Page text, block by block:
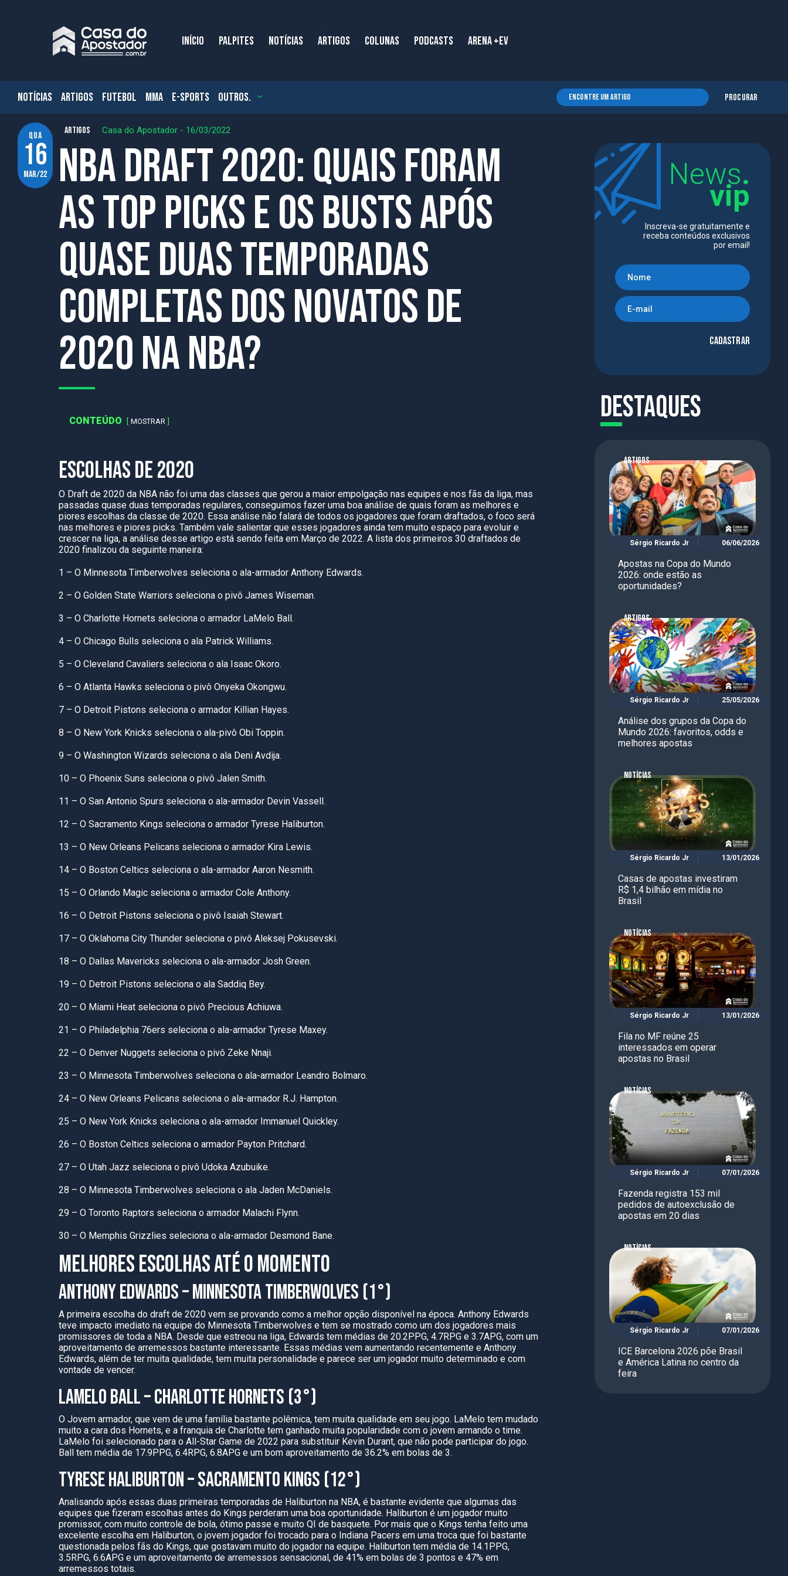
INÍCIO PALPITES NOTÍCIAS ARTIGOS COLUNAS PODCASTS ARENA +EV
NOTÍCIAS ARTIGOS FUTEBOL MMA E-SPORTS OUTROS. Procurar
qua
16
mar/22
ARTIGOS Casa do Apostador - 16/03/2022
NBA Draft 2020: Quais foram
as top picks e os busts após
quase duas temporadas
completas dos novatos de
2020 na NBA?
CONTEÚDO MOSTRAR
ESCOLHAS DE 2020
O Draft de 2020 da NBA não foi uma das classes que gerou a maior empolgação nas equipes e nos fãs da liga, mas
passadas quase duas temporadas regulares, conseguimos fazer uma boa análise de quais foram as melhores e
piores escolhas da classe de 2020. Essa análise não falará de todos os jogadores que foram draftados, o foco será
nas melhores e piores picks. Também vale salientar que esses jogadores ainda tem muito espaço para evoluir e
crescer na liga, a análise desse artigo está sendo feita em Março de 2022. A lista dos primeiros 30 draftados de
2020 finalizou da seguinte maneira:
1 – O Minnesota Timberwolves seleciona o ala-armador Anthony Edwards.
2 – O Golden State Warriors seleciona o pivô James Wiseman.
3 – O Charlotte Hornets seleciona o armador LaMelo Ball.
4 – O Chicago Bulls seleciona o ala Patrick Williams.
5 – O Cleveland Cavaliers seleciona o ala Isaac Okoro.
6 – O Atlanta Hawks seleciona o pivô Onyeka Okongwu.
7 – O Detroit Pistons seleciona o armador Killian Hayes.
8 – O New York Knicks seleciona o ala-pivô Obi Toppin.
9 – O Washington Wizards seleciona o ala Deni Avdija.
10 – O Phoenix Suns seleciona o pivô Jalen Smith.
11 – O San Antonio Spurs seleciona o ala-armador Devin Vassell.
12 – O Sacramento Kings seleciona o armador Tyrese Haliburton.
13 – O New Orleans Pelicans seleciona o armador Kira Lewis.
14 – O Boston Celtics seleciona o ala-armador Aaron Nesmith.
15 – O Orlando Magic seleciona o armador Cole Anthony.
16 – O Detroit Pistons seleciona o pivô Isaiah Stewart.
17 – O Oklahoma City Thunder seleciona o pivô Aleksej Pokusevski.
18 – O Dallas Mavericks seleciona o ala-armador Josh Green.
19 – O Detroit Pistons seleciona o ala Saddiq Bey.
20 – O Miami Heat seleciona o pivô Precious Achiuwa.
21 – O Philadelphia 76ers seleciona o ala-armador Tyrese Maxey.
22 – O Denver Nuggets seleciona o pivô Zeke Nnaji.
23 – O Minnesota Timberwolves seleciona o ala-armador Leandro Bolmaro.
24 – O New Orleans Pelicans seleciona o ala-armador R.J. Hampton.
25 – O New York Knicks seleciona o ala-armador Immanuel Quickley.
26 – O Boston Celtics seleciona o armador Payton Pritchard.
27 – O Utah Jazz seleciona o pivô Udoka Azubuike.
28 – O Minnesota Timberwolves seleciona o ala Jaden McDaniels.
29 – O Toronto Raptors seleciona o armador Malachi Flynn.
30 – O Memphis Grizzlies seleciona o ala-armador Desmond Bane.
MELHORES ESCOLHAS ATÉ O MOMENTO
ANTHONY EDWARDS – MINNESOTA TIMBERWOLVES (1°)
A primeira escolha do draft de 2020 vem se provando como a melhor opção disponível na época. Anthony Edwards
teve impacto imediato na equipe do Minnesota Timberwolves e tem se mostrado como um dos jogadores mais
promissores de toda a NBA. Desde que estreou na liga, Edwards tem médias de 20.2PPG, 4.7RPG e 3.7APG, com um
aproveitamento de arremessos bastante interessante. Essas médias vem aumentando recentemente e Anthony
Edwards, além de ter muita qualidade, tem muita personalidade e parece ser um jogador muito determinado e com
vontade de vencer.
LAMELO BALL – CHARLOTTE HORNETS (3°)
O Jovem armador, que vem de uma família bastante polêmica, tem muita qualidade em seu jogo. LaMelo tem mudado
muito a cara dos Hornets, e a franquia de Charlotte tem ganhado muita popularidade com o jovem armando o time.
LaMelo foi selecionado para o All-Star Game de 2022 para substituir Kevin Durant, que não pode participar do jogo.
Ball tem média de 17.9PPG, 6.4RPG, 6.8APG e um bom aproveitamento de 36.2% em bolas de 3.
TYRESE HALIBURTON – SACRAMENTO KINGS (12°)
Analisando após essas duas primeiras temporadas de Haliburton na NBA, é bastante evidente que algumas das
equipes que fizeram escolhas antes do Kings perderam uma boa oportunidade. Haliburton é um jogador muito
promissor, com muito controle de bola, ótimo passe e muito QI de basquete. Por mais que o Kings tenha feito uma
excelente escolha em Haliburton, o jovem jogador foi trocado para o Indiana Pacers em uma troca que foi bastante
questionada pelos fãs do Kings, que gostavam muito do jogador na equipe. Haliburton tem média de 14.1PPG,
3.5RPG, 6.6APG e um aproveitamento de arremessos sensacional, de 41% em bolas de 3 pontos e 47% em
arremessos totais.
News.
vip
Inscreva-se gratuitamente e
receba conteúdos exclusivos
por email!
Cadastrar
Destaques
ARTIGOS
Sérgio Ricardo Jr 06/06/2026
Apostas na Copa do Mundo
2026: onde estão as
oportunidades?
ARTIGOS
Sérgio Ricardo Jr 25/05/2026
Análise dos grupos da Copa do
Mundo 2026: favoritos, odds e
melhores apostas
NOTÍCIAS
Sérgio Ricardo Jr 13/01/2026
Casas de apostas investiram
R$ 1,4 bilhão em mídia no
Brasil
NOTÍCIAS
Sérgio Ricardo Jr 13/01/2026
Fila no MF reúne 25
interessados em operar
apostas no Brasil
NOTÍCIAS
Sérgio Ricardo Jr 07/01/2026
Fazenda registra 153 mil
pedidos de autoexclusão de
apostas em 20 dias
NOTÍCIAS
Sérgio Ricardo Jr 07/01/2026
ICE Barcelona 2026 põe Brasil
e América Latina no centro da
feira